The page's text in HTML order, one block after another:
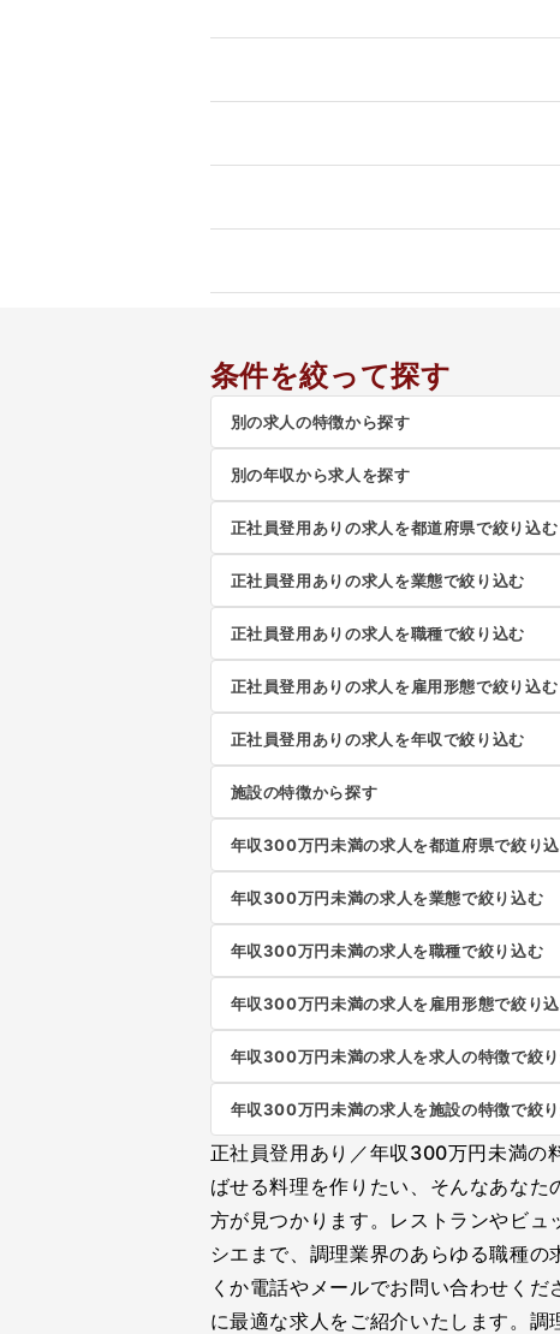
条件を絞って探す
別の求人の特徴から探す
別の年収から求人を探す
正社員登用ありの求人を都道府県で絞り込む
正社員登用ありの求人を業態で絞り込む
正社員登用ありの求人を職種で絞り込む
正社員登用ありの求人を雇用形態で絞り込む
正社員登用ありの求人を年収で絞り込む
施設の特徴から探す
年収300万円未満の求人を都道府県で絞り
年収300万円未満の求人を業態で絞り込む
年収300万円未満の求人を職種で絞り込む
年収300万円未満の求人を雇用形態で絞り
年収300万円未満の求人を求人の特徴で絞
年収300万円未満の求人を施設の特徴で絞
正社員登用あり／年収300万円未満の
ばせる料理を作りたい、そんなあな
方が見つかります。レストランやビ
シエまで、調理業界のあらゆる職種
くか電話やメールでお問い合わせく
に最適な求人をご紹介いたします。